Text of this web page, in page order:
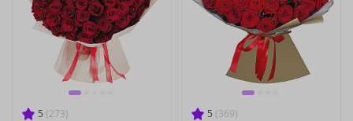
5 (273) 5 (369)